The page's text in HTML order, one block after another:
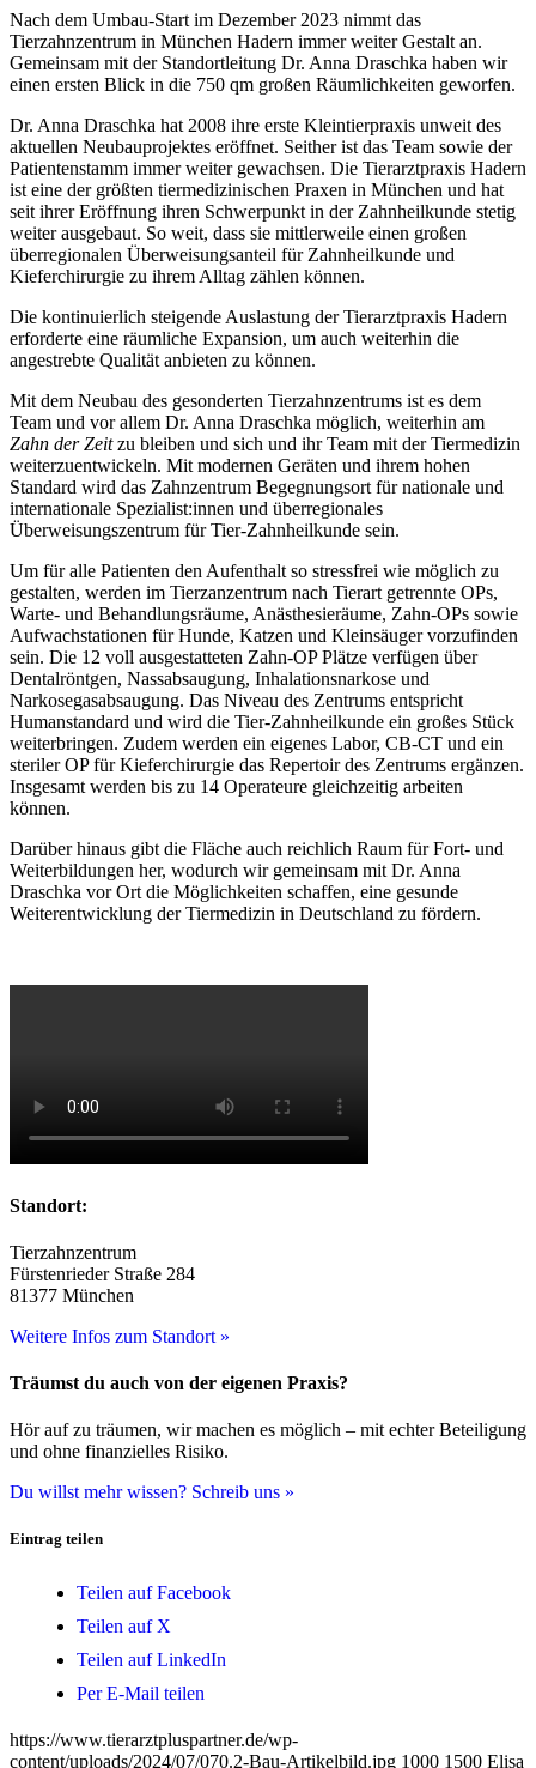
Nach dem Umbau-Start im Dezember 2023 nimmt das
Tierzahnzentrum in München Hadern immer weiter Gestalt an.
Gemeinsam mit der Standortleitung Dr. Anna Draschka haben wir
einen ersten Blick in die 750 qm großen Räumlichkeiten geworfen.
Dr. Anna Draschka hat 2008 ihre erste Kleintierpraxis unweit des
aktuellen Neubauprojektes eröffnet. Seither ist das Team sowie der
Patientenstamm immer weiter gewachsen. Die Tierarztpraxis Hadern
ist eine der größten tiermedizinischen Praxen in München und hat
seit ihrer Eröffnung ihren Schwerpunkt in der Zahnheilkunde stetig
weiter ausgebaut. So weit, dass sie mittlerweile einen großen
überregionalen Überweisungsanteil für Zahnheilkunde und
Kieferchirurgie zu ihrem Alltag zählen können.
Die kontinuierlich steigende Auslastung der Tierarztpraxis Hadern
erforderte eine räumliche Expansion, um auch weiterhin die
angestrebte Qualität anbieten zu können.
Mit dem Neubau des gesonderten Tierzahnzentrums ist es dem
Team und vor allem Dr. Anna Draschka möglich, weiterhin am
Zahn der Zeitzu bleiben und sich und ihr Team mit der Tiermedizin
weiterzuentwickeln. Mit modernen Geräten und ihrem hohen
Standard wird das Zahnzentrum Begegnungsort für nationale und
internationale Spezialist:innen und überregionales
Überweisungszentrum für Tier-Zahnheilkunde sein.
Um für alle Patienten den Aufenthalt so stressfrei wie möglich zu
gestalten, werden im Tierzanzentrum nach Tierart getrennte OPs,
Warte- und Behandlungsräume, Anästhesieräume, Zahn-OPs sowie
Aufwachstationen für Hunde, Katzen und Kleinsäuger vorzufinden
sein. Die 12 voll ausgestatteten Zahn-OP Plätze verfügen über
Dentalröntgen, Nassabsaugung, Inhalationsnarkose und
Narkosegasabsaugung. Das Niveau des Zentrums entspricht
Humanstandard und wird die Tier-Zahnheilkunde ein großes Stück
weiterbringen. Zudem werden ein eigenes Labor, CB-CT und ein
steriler OP für Kieferchirurgie das Repertoir des Zentrums ergänzen.
Insgesamt werden bis zu 14 Operateure gleichzeitig arbeiten
können.
Darüber hinaus gibt die Fläche auch reichlich Raum für Fort- und
Weiterbildungen her, wodurch wir gemeinsam mit Dr. Anna
Draschka vor Ort die Möglichkeiten schaffen, eine gesunde
Weiterentwicklung der Tiermedizin in Deutschland zu fördern.
Standort:
Tierzahnzentrum
Fürstenrieder Straße 284
81377 München
Weitere Infos zum Standort »
Träumst du auch von der eigenen Praxis?
Hör auf zu träumen, wir machen es möglich – mit echter Beteiligung
und ohne finanzielles Risiko.
Du willst mehr wissen? Schreib uns »
Eintrag teilen
Teilen auf Facebook
Teilen auf X
Teilen auf LinkedIn
Per E-Mail teilen
https://www.tierarztpluspartner.de/wp-
content/uploads/2024/07/070.2-Bau-Artikelbild.jpg 1000 1500 Elisa